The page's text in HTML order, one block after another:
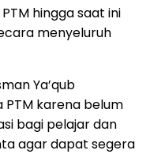
hingga saat ini
menyeluruh
Ya’qub
karena belum
bagi pelajar dan
agar dapat segera